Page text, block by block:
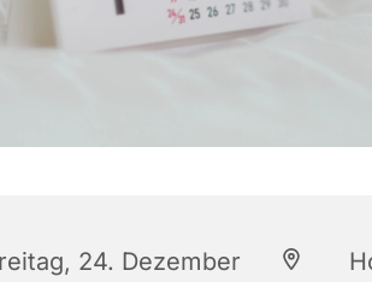
24. Dezember